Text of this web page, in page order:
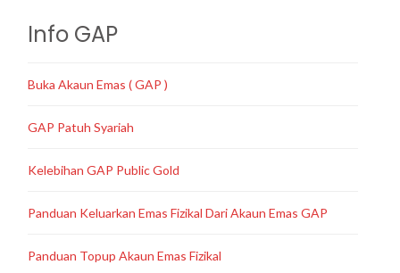
Info GAP
Buka Akaun Emas ( GAP )
GAP Patuh Syariah
Kelebihan GAP Public Gold
Panduan Keluarkan Emas Fizikal Dari Akaun Emas GAP
Panduan Topup Akaun Emas Fizikal